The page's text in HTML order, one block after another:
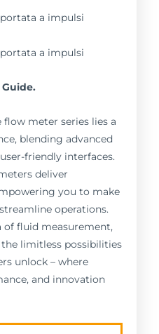
meter series lies a
blending advanced
friendly interfaces.
deliver
you to make
operations.
of fluid measurement,
limitless possibilities
unlock – where
and innovation